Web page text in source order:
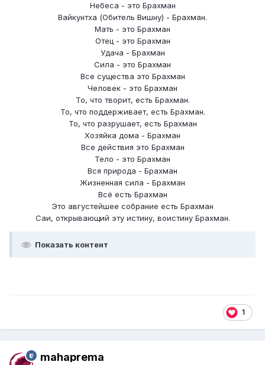
Небеса - это Брахман
Вайкунтха (Обитель Вишну) - Брахман.
Мать - это Брахман
Отец - это Брахман
Удача - Брахман
Сила - это Брахман
Все существа это Брахман
Человек - это Брахман
То, что творит, есть Брахман.
То, что поддерживает, есть Брахман.
То, что разрушает, есть Брахман
Хозяйка дома - Брахман
Все действия это Брахман
Тело - это Брахман
Вся природа - Брахман
Жизненная сила - Брахман
Всё есть Брахман
Это августейшее собрание есть Брахман
Саи, открывающий эту истину, воистину Брахман.
Показать контент
1
mahaprema